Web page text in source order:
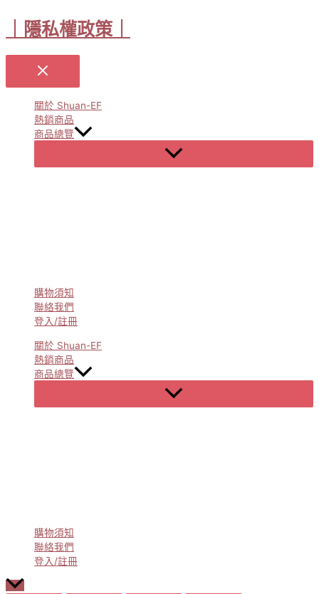
｜隱私權政策｜
關於 Shuan-EF
熱銷商品
商品總覽
Menu
Toggle
購物須知
聯絡我們
登入/註冊
關於 Shuan-EF
熱銷商品
商品總覽
Menu
Toggle
購物須知
聯絡我們
登入/註冊
Scroll